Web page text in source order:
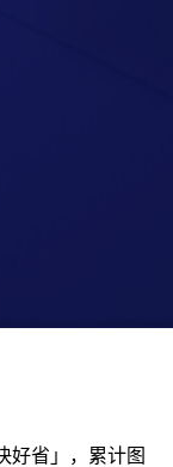
好省」，累计图